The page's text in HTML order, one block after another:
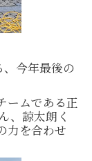
今年最後の
ームである正
、諒太朗く
力を合わせ